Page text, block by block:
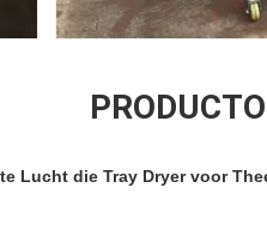
Lucht die Tray Dryer voor